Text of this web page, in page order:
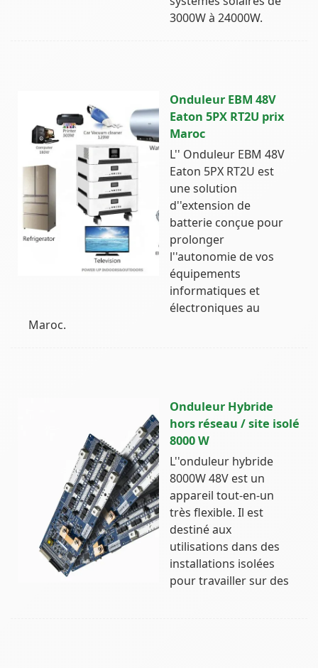
3000W à 24000W.
Onduleur EBM 48V
Eaton 5PX RT2U prix
Maroc
L'' Onduleur EBM 48V
Eaton 5PX RT2U est
une solution
d''extension de
batterie conçue pour
prolonger
l''autonomie de vos
équipements
informatiques et
électroniques au
Maroc.
Onduleur Hybride
hors réseau / site isolé
8000 W
L''onduleur hybride
8000W 48V est un
appareil tout-en-un
très flexible. Il est
destiné aux
utilisations dans des
installations isolées
pour travailler sur des